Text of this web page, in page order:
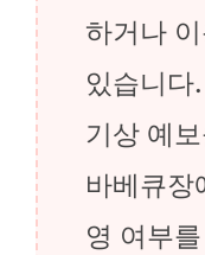
하거나
있습니다
기상 예
바베큐장
영 여부